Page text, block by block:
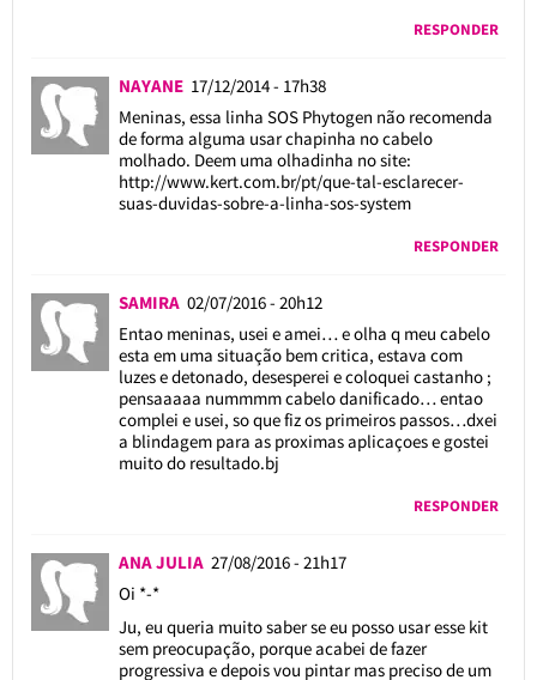
RESPONDER
NAYANE 17/12/2014 - 17h38
Meninas, essa linha SOS Phytogen não recomenda
de forma alguma usar chapinha no cabelo
molhado. Deem uma olhadinha no site:
http://www.kert.com.br/pt/que-tal-esclarecer-
suas-duvidas-sobre-a-linha-sos-system
RESPONDER
SAMIRA 02/07/2016 - 20h12
Entao meninas, usei e amei… e olha q meu cabelo
esta em uma situação bem critica, estava com
luzes e detonado, desesperei e coloquei castanho ;
pensaaaaa nummmm cabelo danificado… entao
complei e usei, so que fiz os primeiros passos…dxei
a blindagem para as proximas aplicaçoes e gostei
muito do resultado.bj
RESPONDER
ANA JULIA 27/08/2016 - 21h17
Oi *-*
Ju, eu queria muito saber se eu posso usar esse kit
sem preocupação, porque acabei de fazer
progressiva e depois vou pintar mas preciso de um